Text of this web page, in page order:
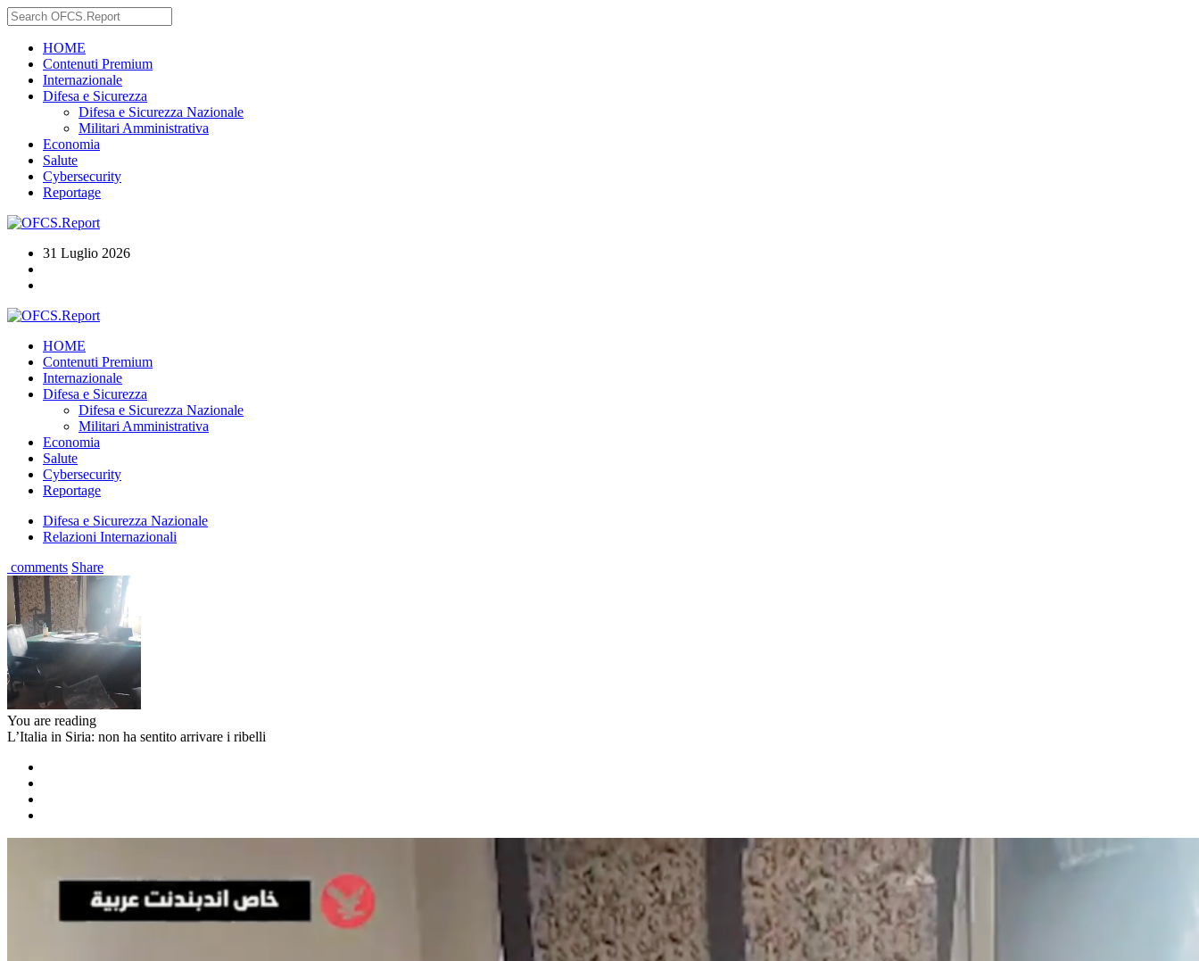
HOME
Contenuti Premium
Internazionale
Difesa e Sicurezza
Difesa e Sicurezza Nazionale
Militari Amministrativa
Economia
Salute
Cybersecurity
Reportage
31 Luglio 2026
HOME
Contenuti Premium
Internazionale
Difesa e Sicurezza
Difesa e Sicurezza Nazionale
Militari Amministrativa
Economia
Salute
Cybersecurity
Reportage
Difesa e Sicurezza Nazionale
Relazioni Internazionali
comments Share
You are reading
L’Italia in Siria: non ha sentito arrivare i ribelli